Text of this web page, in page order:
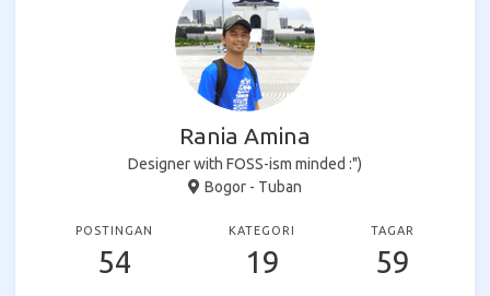
Rania Amina
Designer with FOSS-ism minded :")
Bogor - Tuban
POSTINGAN
54
KATEGORI
19
TAGAR
59